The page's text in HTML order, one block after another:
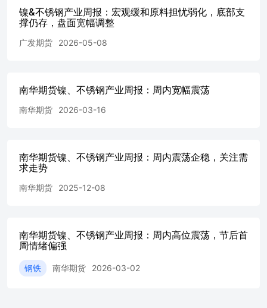
期镍矿原材料到港库存处于高位，前期减产动作大多已经结
束，目前企业开工率维持年间均值水平，产量稳定；后续下
游旺季接近节点，开工率以及产量或有进一步上移。相对有
所差异化的点在于国内镍铁以及印尼镍铁的产量此消彼长，
源链路近期需求有一定上涨动力，主要源于近期新能源汽车
销量有所增量以及新能源整体产业链强势原因推动。不锈钢
板块需求较为稳定，九十月旺季接近不锈钢需求有增量预
期改善程度。 source：SMM,南华研究 source：SMM,南华研
究 source：SMM,南华研究 5.3平衡解读 短周期平衡供应端
开工率较为稳定，带动原生镍产量保持高增速，而中国精炼
分化：不锈钢在高基数下边际增量有限，且近期海外消费恢
复不及预期，欧盟出口关税以及韩国反倾销税扰动仍存；新
需求有所淡化，三元电池装机放缓与库存周期叠加下边际增
镍&不锈钢产业周报：宏观缓和原料担忧弱化，底部支
撑仍存，盘面宽幅调整
广发期货 2026-05-08
南华期货镍、不锈钢产业周报：周内宽幅震荡
南华期货 2026-03-16
南华期货镍、不锈钢产业周报：周内震荡企稳，关注需
求走势
南华期货 2025-12-08
南华期货镍、不锈钢产业周报：周内高位震荡，节后首
周情绪偏强
钢铁 南华期货 2026-03-02